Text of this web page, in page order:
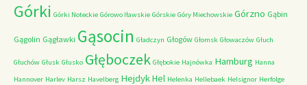
Górki Górki Noteckie Górowo Iławskie Górskie Góry Miechowskie Górzno Gąbin
Gągolin Gągławki Gąsocin Gładczyn Głogów Głomsk Głowaczów Głuch
Głuchów Głusk Głusko Głęboczek Głębokie Hajnówka Hamburg Hanna
Hannover Harlev Harsz Havelberg HejdykHel Helenka Hellebaek Helsignor Herfolge